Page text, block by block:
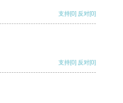
支持[0] 反对[0]
支持[0] 反对[0]